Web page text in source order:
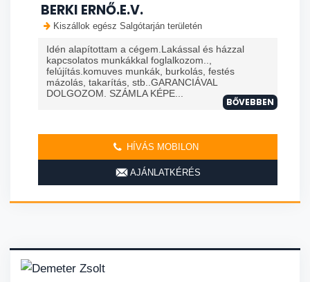
BERKI ERNŐ.E.V.
Kiszállok egész Salgótarján területén
Idén alapítottam a cégem.Lakással és házzal
kapcsolatos munkákkal foglalkozom..,
felújítás.komuves munkák, burkolás, festés
mázolás, takarítás, stb..GARANCIÁVAL
DOLGOZOM. SZÁMLA KÉPE...
BŐVEBBEN
HÍVÁS MOBILON
AJÁNLATKÉRÉS